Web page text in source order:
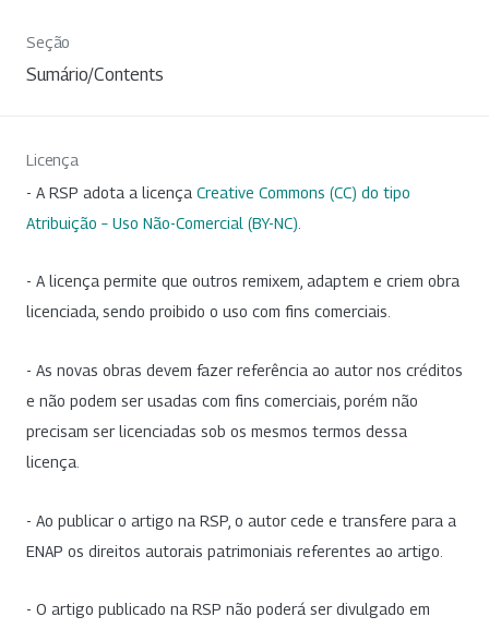
Seção
Sumário/Contents
Licença
- A RSP adota a licença Creative Commons (CC) do tipo
Atribuição – Uso Não-Comercial (BY-NC)
- A licença permite que outros remixem, adaptem e criem obra
licenciada, sendo proibido o uso com fins comerciais.
- As novas obras devem fazer referência ao autor nos créditos
e não podem ser usadas com fins comerciais, porém não
precisam ser licenciadas sob os mesmos termos dessa
licença.
- Ao publicar o artigo na RSP, o autor cede e transfere para a
ENAP os direitos autorais patrimoniais referentes ao artigo.
- O artigo publicado na RSP não poderá ser divulgado em